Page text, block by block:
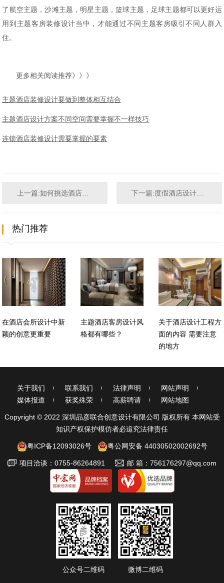
了航空主题，沙滩主题，明星主题，篮球主题，足球主题都可以更好运
用到主题客房装修设计当中，才能通过不同主题客房吸引不同人群入
住。
更多相关阅读推荐》》》
主题酒店装修设计要做到整体相互结合
主题酒店设计方案不同空间需要掌握不一样技巧
连锁酒店装修设计需要掌握的要素
下一篇:度假酒店设计规划时的注意事项有哪些
热门推荐
在酒店会所设计中新
颖的创意更重要
主题酒店客房设计风
格都有哪些？
关于酒店设计工程方
面的内容 需要注意
的地方
关于我们 联系我们 法律声明
网站声明
媒体报道
获奖殊荣 高薪聘请 网站地图
Copyright © 2022 深圳品彦联合创意设计有限公司 版权所有 本网站受
知识产权保护模仿者必追究法律责任
粤ICP备12093026号 粤公网安备 44030502002692号
项目洽谈：0755-86264891 邮 箱：756176297@qq.com
公众号二维码 微博二维码